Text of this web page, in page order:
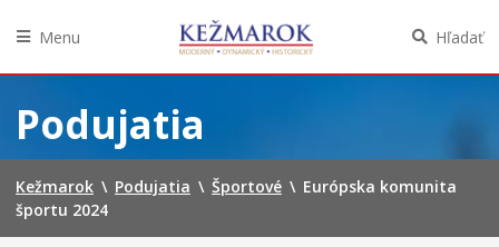
obsah
Menu Hľadať
Podujatia
Kežmarok \ Podujatia \ Športové \ Európska komunita
športu 2024